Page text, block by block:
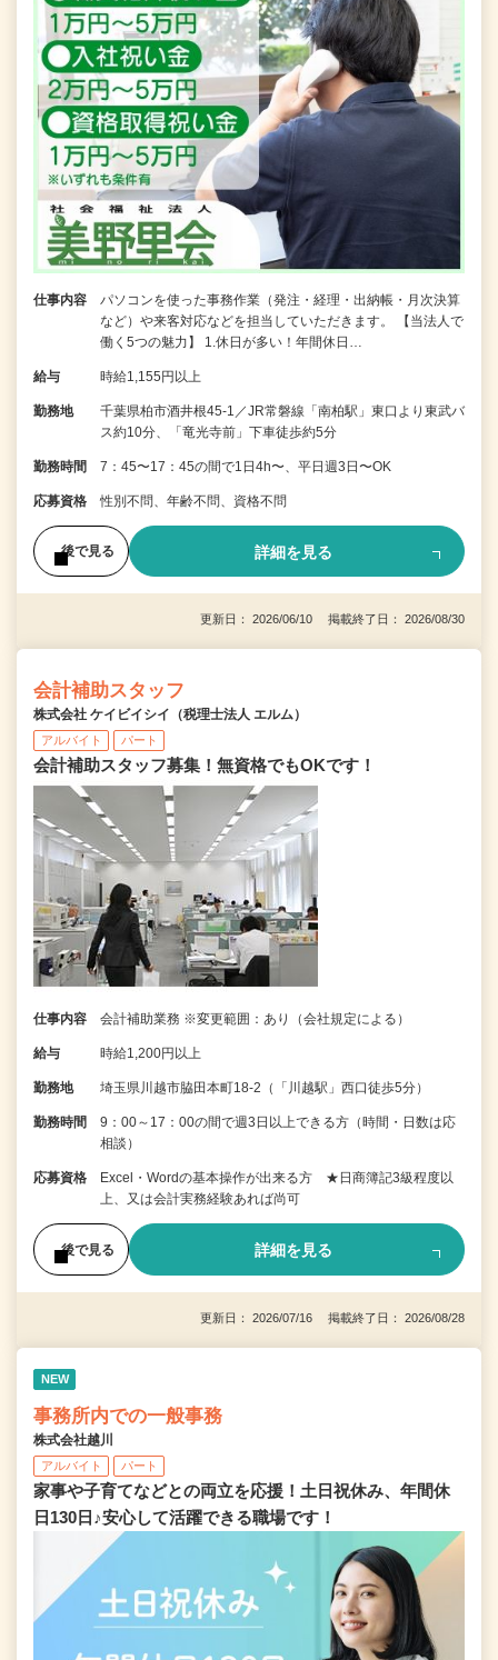
仕事内容
パソコンを使った事務作業（発注・経理・出納帳・月次決算
など）や来客対応などを担当していただきます。 【当法人で
働く5つの魅力】 1.休日が多い！年間休日…
給与 時給1,155円以上
勤務地
千葉県柏市酒井根45-1／JR常磐線「南柏駅」東口より東武バ
ス約10分、「竜光寺前」下車徒歩約5分
勤務時間 7：45〜17：45の間で1日4h〜、平日週3日〜OK
応募資格 性別不問、年齢不問、資格不問
後で見る 詳細を見る
更新日： 2026/06/10 掲載終了日： 2026/08/30
会計補助スタッフ
株式会社 ケイビイシイ（税理士法人 エルム）
アルバイト パート
会計補助スタッフ募集！無資格でもOKです！
仕事内容 会計補助業務 ※変更範囲：あり（会社規定による）
給与 時給1,200円以上
勤務地 埼玉県川越市脇田本町18-2（「川越駅」西口徒歩5分）
勤務時間
9：00～17：00の間で週3日以上できる方（時間・日数は応
相談）
応募資格
Excel・Wordの基本操作が出来る方 ★日商簿記3級程度以
上、又は会計実務経験あれば尚可
後で見る 詳細を見る
更新日： 2026/07/16 掲載終了日： 2026/08/28
NEW
事務所内での一般事務
株式会社越川
アルバイト パート
家事や子育てなどとの両立を応援！土日祝休み、年間休
日130日♪安心して活躍できる職場です！